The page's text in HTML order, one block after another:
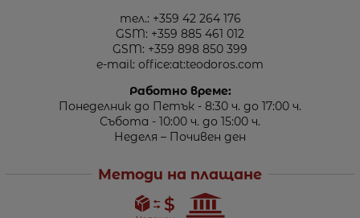
тел.: +359 42 264 176
GSM: +359 885 461 012
GSM: +359 898 850 399
e-mail: office:at:teodoros.com
Работно време:
Понеделник до Петък - 8:30 ч. до 17:00 ч.
Събота - 10:00 ч. до 15:00 ч.
Неделя – Почивен ден
Методи на плащане